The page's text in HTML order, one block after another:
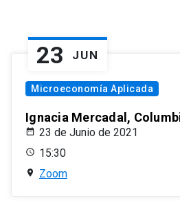
23 JUN
Microeconomía Aplicada
Ignacia Mercadal,
23 de Junio de 2021
15:30
Zoom